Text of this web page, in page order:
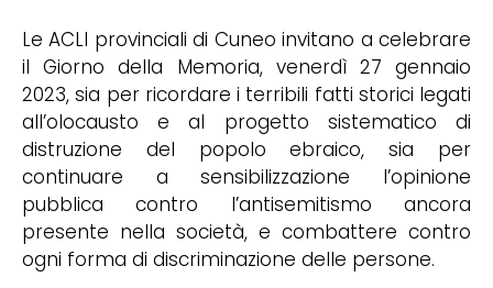
Le ACLI provinciali di Cuneo invitano a celebrare
il Giorno della Memoria, venerdì 27 gennaio
2023, sia per ricordare i terribili fatti storici legati
all’olocausto e al progetto sistematico di
distruzione del popolo ebraico, sia per
continuare a sensibilizzazione l’opinione
pubblica contro l’antisemitismo ancora
presente nella società, e combattere contro
ogni forma di discriminazione delle persone.